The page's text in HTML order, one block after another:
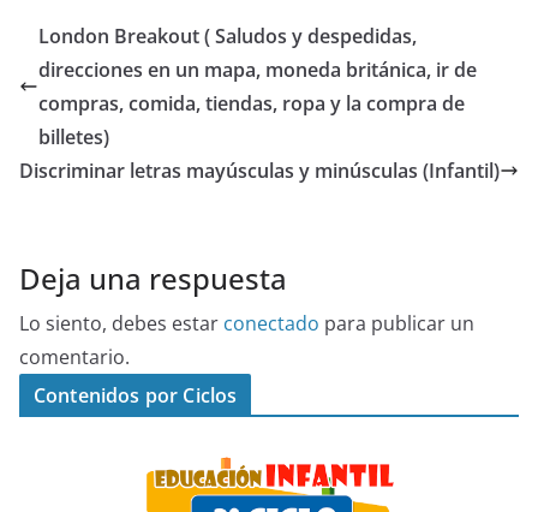
London Breakout ( Saludos y despedidas,
direcciones en un mapa, moneda británica, ir de
compras, comida, tiendas, ropa y la compra de
billetes)
Discriminar letras mayúsculas y minúsculas (Infantil)
Deja una respuesta
Lo siento, debes estar conectado para publicar un
comentario.
Contenidos por Ciclos